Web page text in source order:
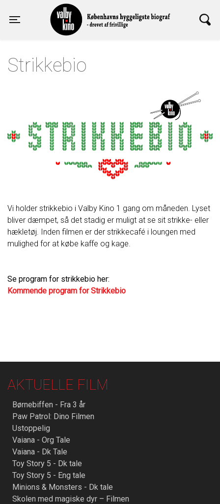
Toggle navigation
Valby Kino
Strikkebio
Vi holder strikkebio i Valby Kino 1 gang om måneden. Lyset
bliver dæmpet, så det stadig er muligt at se sit strikke- eller
hækletøj. Inden filmen er der strikkecafé i loungen med
mulighed for at købe kaffe og kage.
Se program for strikkebio her:
Kommende program for Strikkebio
AKTUELLE FILM
Børnebiffen - Fra 3 år
Paw Patrol: Dino Filmen
Ustoppelig
Vaiana - Org Tale
Vaiana - Dk Tale
Toy Story 5 - Dk tale
Toy Story 5 - Eng tale
Minions & Monsters - Dk tale
Skolen med magiske dyr – Filmen